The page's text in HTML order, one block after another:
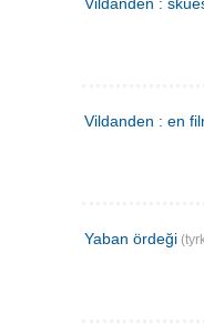
Vildanden :
Vildanden : en
Yaban ördeği